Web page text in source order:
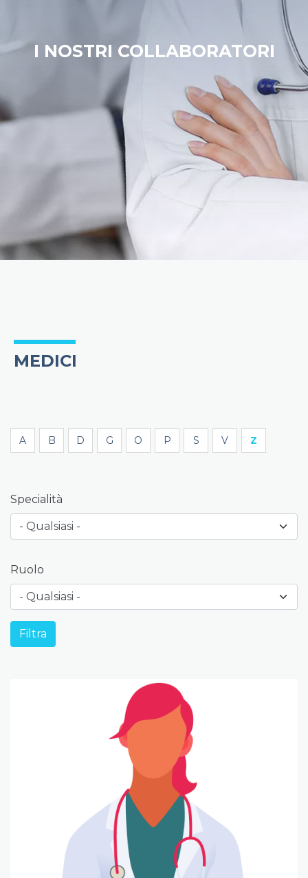
I NOSTRI COLLABORATORI
MEDICI
A B D G O P S V Z
Specialità
Ruolo